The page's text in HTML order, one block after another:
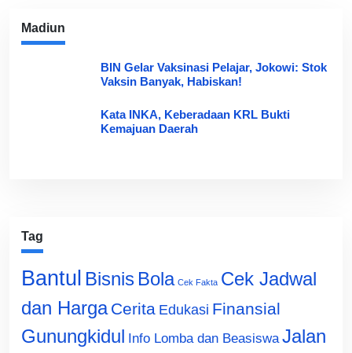
Madiun
BIN Gelar Vaksinasi Pelajar, Jokowi: Stok
Vaksin Banyak, Habiskan!
Kata INKA, Keberadaan KRL Bukti
Kemajuan Daerah
Tag
Bantul Bisnis Bola Cek Fakta Cek Jadwal
dan Harga Cerita Edukasi Finansial
Gunungkidul Info Lomba dan Beasiswa Jalan